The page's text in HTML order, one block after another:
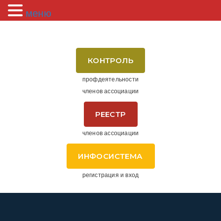
КОНТРОЛЬ
профдеятельности
членов ассоциации
РЕЕСТР
членов ассоциации
ИНФОСИСТЕМА
регистрация и вход
меню